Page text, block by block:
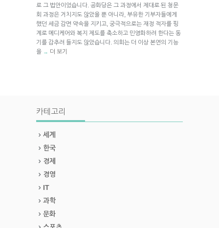
로 그 법안이었습니다. 공화당은 그 과정에서 제대로 된 청문
회 과정은 거치지도 않았을 뿐 아니라, 부유한 기부자들에게
했던 세금 감면 약속을 지키고, 궁극적으로는 재정 적자를 핑
계로 메디케어와 복지 제도를 축소하고 민영화하려 한다는 동
기를 감추려 들지도 않았습니다. 의회는 더 이상 본연의 기능
을 → 더 보기
카테고리
세계
한국
경제
경영
IT
과학
문화